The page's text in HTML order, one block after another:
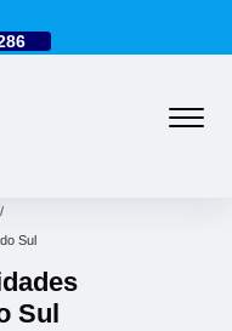
Sul
Sul